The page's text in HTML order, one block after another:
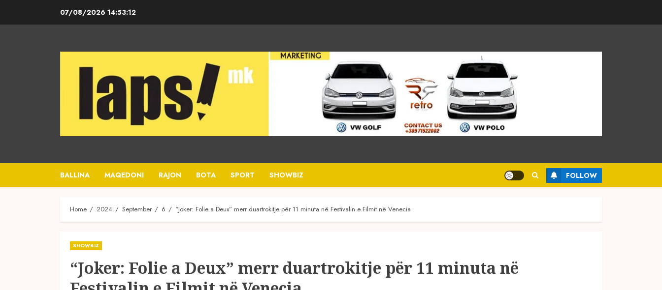
07/08/2026 14:53:13
BALLINA MAQEDONI RAJON BOTA SPORT SHOWBIZ FOLLOW
Home 2024 September 6 “Joker: Folie a Deux” merr duartrokitje për 11 minuta në Festivalin e Filmit në Venecia
SHOWBIZ
“Joker: Folie a Deux” merr duartrokitje për 11 minuta në